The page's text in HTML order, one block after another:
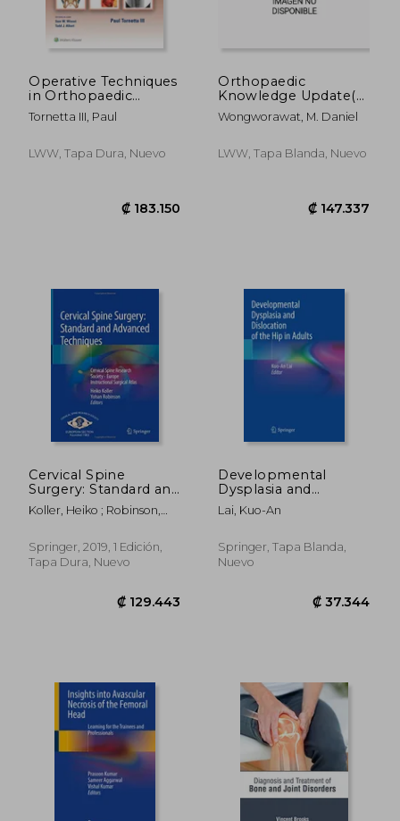
Operative Techniques
in Orthopaedic
Trauma Surgery (en
Inglés)
Tornetta III, Paul
LWW, Tapa Dura, Nuevo
Orthopaedic
Knowledge Update(r)
Musculoskeletal
Infection 2 Print +
Wongworawat, M. Daniel
LWW, Tapa Blanda, Nuevo
Cervical Spine
Surgery: Standard and
Advanced Techniques:
Cervical Spine
Europe Instructional
Surgical Atlas (en
Koller, Heiko ; Robinson,
Alexis
Springer, 2019, 1 Edición,
Tapa Dura, Nuevo
Developmental
Dysplasia and
Dislocation of the Hip
in Adults (en Inglés)
Lai, Kuo-An
Springer, Tapa Blanda,
Nuevo